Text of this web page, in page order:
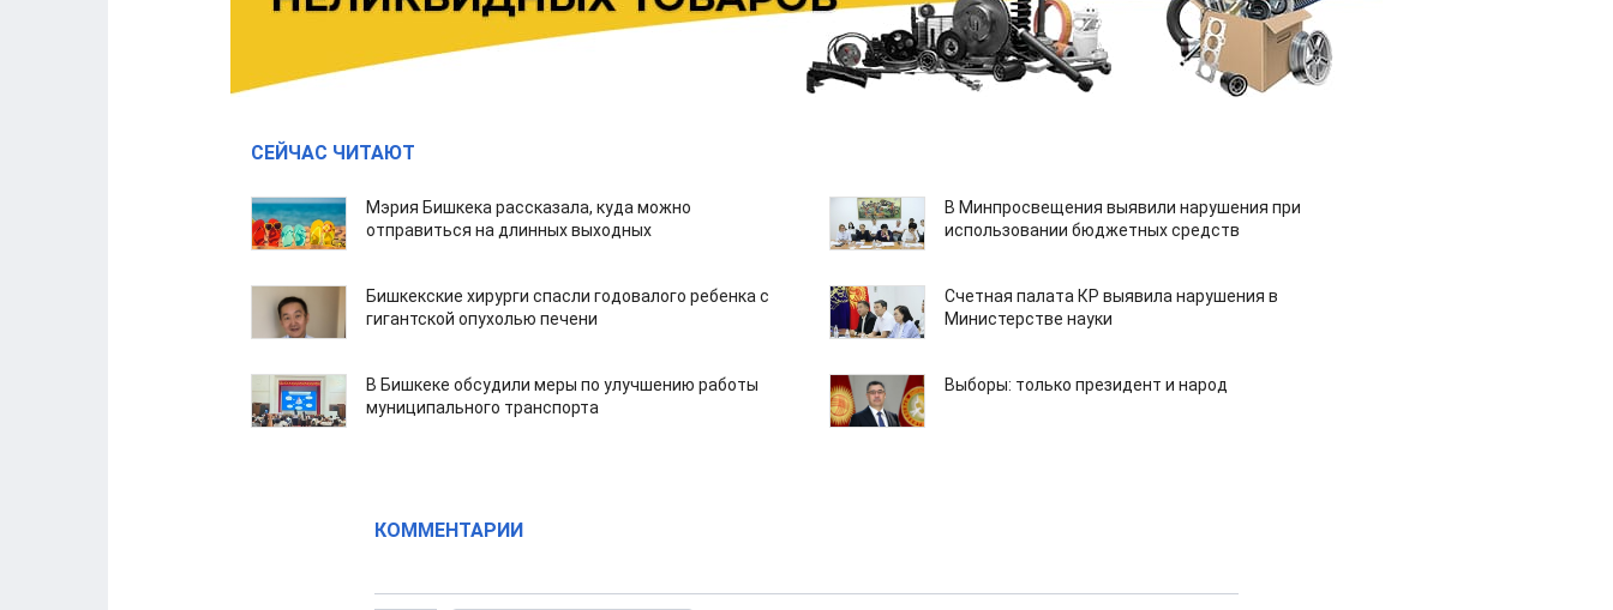
СЕЙЧАС ЧИТАЮТ
Мэрия Бишкека рассказала, куда можно
отправиться на длинных выходных
В Минпросвещения выявили нарушения при
использовании бюджетных средств
Бишкекские хирурги спасли годовалого ребенка с
гигантской опухолью печени
Счетная палата КР выявила нарушения в
Министерстве науки
В Бишкеке обсудили меры по улучшению работы
муниципального транспорта
Выборы: только президент и народ
КОММЕНТАРИИ